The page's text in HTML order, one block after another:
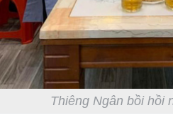
Thiêng Ngân bồi hồi